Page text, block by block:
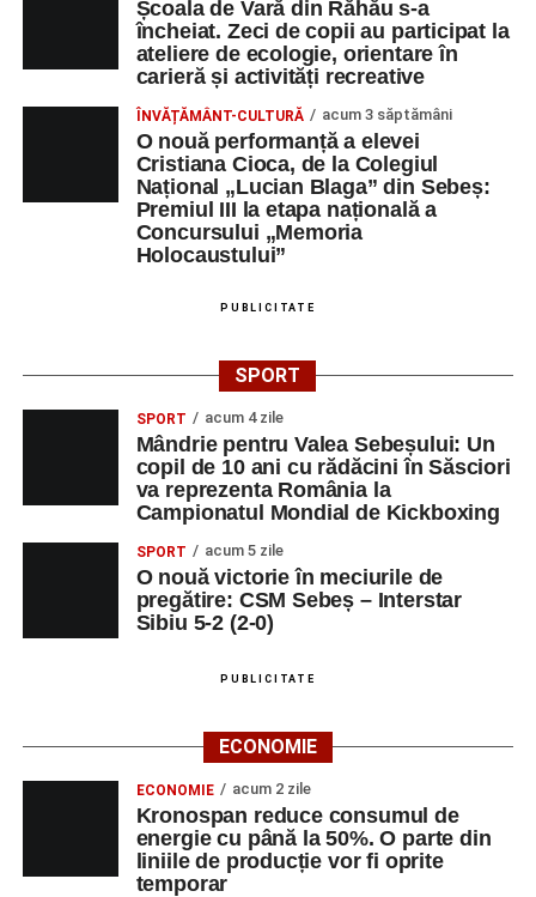
Școala de Vară din Răhău s-a
încheiat. Zeci de copii au participat la
ateliere de ecologie, orientare în
carieră și activități recreative
ÎNVĂȚĂMÂNT-CULTURĂ acum 3 săptămâni
O nouă performanță a elevei
Cristiana Cioca, de la Colegiul
Național „Lucian Blaga” din Sebeș:
Premiul III la etapa națională a
Concursului „Memoria
Holocaustului”
PUBLICITATE
SPORT
SPORT acum 4 zile
Mândrie pentru Valea Sebeșului: Un
copil de 10 ani cu rădăcini în Săsciori
va reprezenta România la
Campionatul Mondial de Kickboxing
SPORT acum 5 zile
O nouă victorie în meciurile de
pregătire: CSM Sebeș – Interstar
Sibiu 5-2 (2-0)
PUBLICITATE
ECONOMIE
ECONOMIE acum 2 zile
Kronospan reduce consumul de
energie cu până la 50%. O parte din
liniile de producție vor fi oprite
temporar